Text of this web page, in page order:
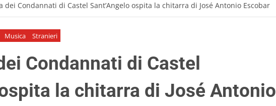
dei Condannati di Castel Sant’Angelo ospita la chitarra di José Antonio Escobar
Musica Stranieri
Condannati di Castel
la chitarra di José Antonio